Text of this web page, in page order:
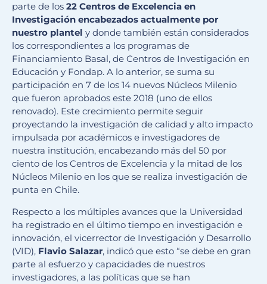
parte de los 22 Centros de Excelencia en
Investigación encabezados actualmente por
nuestro plantel y donde también están considerados
los correspondientes a los programas de
Financiamiento Basal, de Centros de Investigación en
Educación y Fondap. A lo anterior, se suma su
participación en 7 de los 14 nuevos Núcleos Milenio
que fueron aprobados este 2018 (uno de ellos
renovado). Este crecimiento permite seguir
proyectando la investigación de calidad y alto impacto
impulsada por académicos e investigadores de
nuestra institución, encabezando más del 50 por
ciento de los Centros de Excelencia y la mitad de los
Núcleos Milenio en los que se realiza investigación de
punta en Chile.
Respecto a los múltiples avances que la Universidad
ha registrado en el último tiempo en investigación e
innovación, el vicerrector de Investigación y Desarrollo
(VID), Flavio Salazar, indicó que esto “se debe en gran
parte al esfuerzo y capacidades de nuestros
investigadores, a las políticas que se han